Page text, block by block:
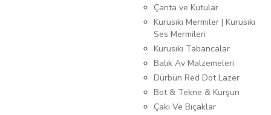
Çanta ve Kutular
Kurusıkı Mermiler | Kurusıkı
Ses Mermileri
Kurusıkı Tabancalar
Balık Av Malzemeleri
Dürbün Red Dot Lazer
Bot & Tekne & Kurşun
Çakı Ve Bıçaklar